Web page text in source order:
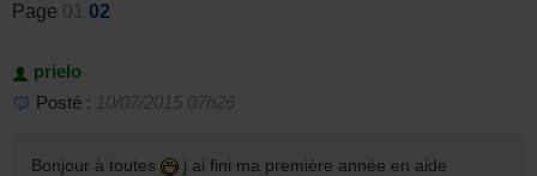
Page 01 02
prielo
Posté : 10/07/2015 07h26
Bonjour à toutes
j ai fini ma première année en aide